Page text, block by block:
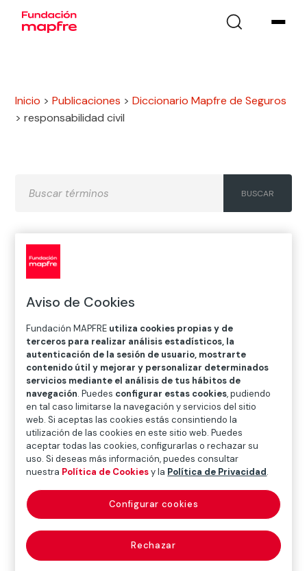
Inicio >Publicaciones >Diccionario Mapfre de Seguros
>responsabilidad civil
A
V
W X Y Z
Diccionario de seguros
responsabilidad
civil (third party
liability)
En general, es la obligación que tiene una persona de
reparar los daños y perjuicios producidos a otra a
Aviso de Cookies
Fundación MAPFRE utiliza cookies propias y de
terceros para realizar análisis estadísticos, la
autenticación de la sesión de usuario, mostrarte
contenido útil y mejorar y personalizar determinados
servicios mediante el análisis de tus hábitos de
navegación. Puedes configurar estas cookies, pudiendo
en tal caso limitarse la navegación y servicios del sitio
web. Si aceptas las cookies estás consintiendo la
utilización de las cookies en este sitio web. Puedes
aceptar todas las cookies, configurarlas o rechazar su
uso. Si deseas más información, puedes consultar
nuestra Política de Cookiesy la Política de Privacidad.
Rechazar
Configurar cookies